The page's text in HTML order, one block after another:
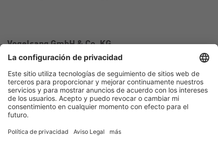
Vogelsang GmbH & Co. KG
Holthoege 10-14
49632 Essen (Oldenburg)
Alemania
Contacto
E-Mail: germany@vogelsang.info